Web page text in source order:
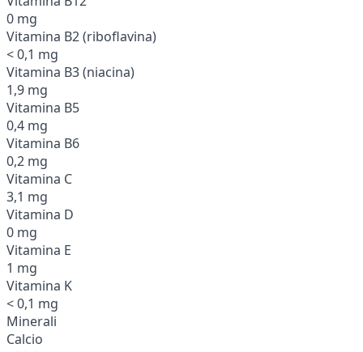
0 mg
Vitamina B2 (riboflavina)
< 0,1 mg
Vitamina B3 (niacina)
1,9 mg
Vitamina B5
0,4 mg
Vitamina B6
0,2 mg
Vitamina C
3,1 mg
Vitamina D
0 mg
Vitamina E
1 mg
Vitamina K
< 0,1 mg
Minerali
Calcio